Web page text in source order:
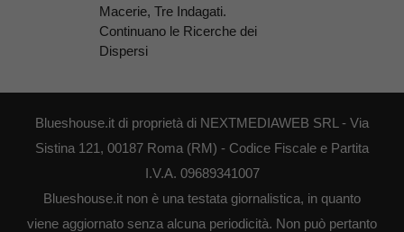
Macerie, Tre Indagati.
Continuano le Ricerche dei
Dispersi
Blueshouse.it di proprietà di NEXTMEDIAWEB SRL - Via
Sistina 121, 00187 Roma (RM) - Codice Fiscale e Partita
I.V.A. 09689341007
Blueshouse.it non è una testata giornalistica, in quanto
viene aggiornato senza alcuna periodicità. Non può pertanto